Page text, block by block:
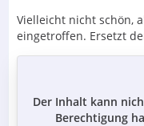
Vielleicht nicht schön,
eingetroffen. Ersetzt
Der Inhalt kann
Berechtigung